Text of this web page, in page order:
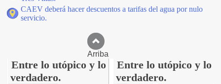
CAEV deberá hacer descuentos a tarifas del agua por nulo
servicio.
Arriba
Entre lo utópico y lo
verdadero.
Entre lo utópico y lo
verdadero.